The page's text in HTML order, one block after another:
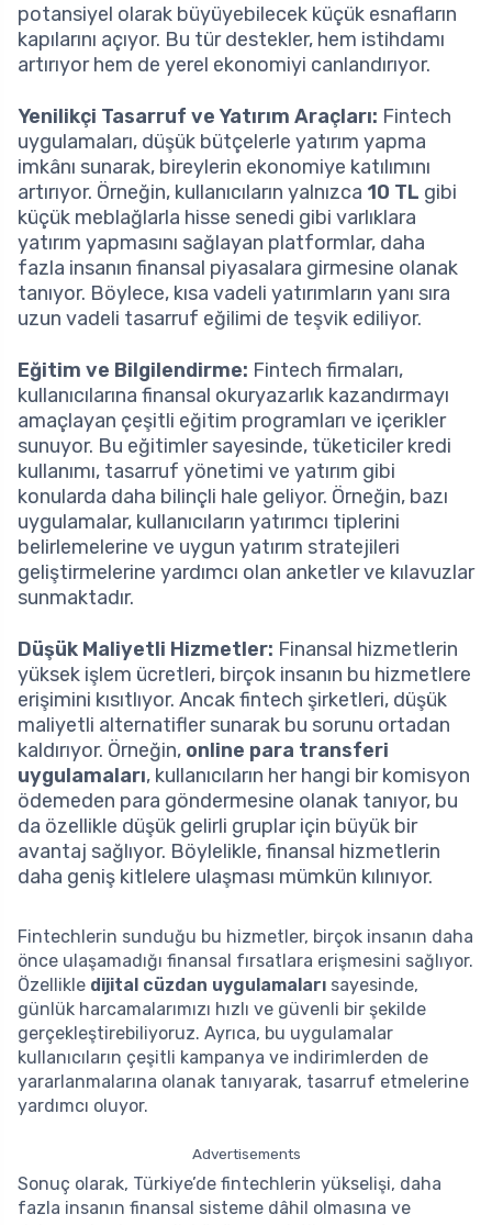
potansiyel olarak büyüyebilecek küçük esnafların
kapılarını açıyor. Bu tür destekler, hem istihdamı
artırıyor hem de yerel ekonomiyi canlandırıyor.
Yenilikçi Tasarruf ve Yatırım Araçları: Fintech
uygulamaları, düşük bütçelerle yatırım yapma
imkânı sunarak, bireylerin ekonomiye katılımını
artırıyor. Örneğin, kullanıcıların yalnızca 10 TL gibi
küçük meblağlarla hisse senedi gibi varlıklara
yatırım yapmasını sağlayan platformlar, daha
fazla insanın finansal piyasalara girmesine olanak
tanıyor. Böylece, kısa vadeli yatırımların yanı sıra
uzun vadeli tasarruf eğilimi de teşvik ediliyor.
Eğitim ve Bilgilendirme: Fintech firmaları,
kullanıcılarına finansal okuryazarlık kazandırmayı
amaçlayan çeşitli eğitim programları ve içerikler
sunuyor. Bu eğitimler sayesinde, tüketiciler kredi
kullanımı, tasarruf yönetimi ve yatırım gibi
konularda daha bilinçli hale geliyor. Örneğin, bazı
uygulamalar, kullanıcıların yatırımcı tiplerini
belirlemelerine ve uygun yatırım stratejileri
geliştirmelerine yardımcı olan anketler ve kılavuzlar
sunmaktadır.
Düşük Maliyetli Hizmetler: Finansal hizmetlerin
yüksek işlem ücretleri, birçok insanın bu hizmetlere
erişimini kısıtlıyor. Ancak fintech şirketleri, düşük
maliyetli alternatifler sunarak bu sorunu ortadan
kaldırıyor. Örneğin, online para transferi
uygulamaları, kullanıcıların her hangi bir komisyon
ödemeden para göndermesine olanak tanıyor, bu
da özellikle düşük gelirli gruplar için büyük bir
avantaj sağlıyor. Böylelikle, finansal hizmetlerin
daha geniş kitlelere ulaşması mümkün kılınıyor.
Fintechlerin sunduğu bu hizmetler, birçok insanın daha
önce ulaşamadığı finansal fırsatlara erişmesini sağlıyor.
Özellikle dijital cüzdan uygulamaları sayesinde,
günlük harcamalarımızı hızlı ve güvenli bir şekilde
gerçekleştirebiliyoruz. Ayrıca, bu uygulamalar
kullanıcıların çeşitli kampanya ve indirimlerden de
yararlanmalarına olanak tanıyarak, tasarruf etmelerine
yardımcı oluyor.
Advertisements
Sonuç olarak, Türkiye’de fintechlerin yükselişi, daha
fazla insanın finansal sisteme dâhil olmasına ve